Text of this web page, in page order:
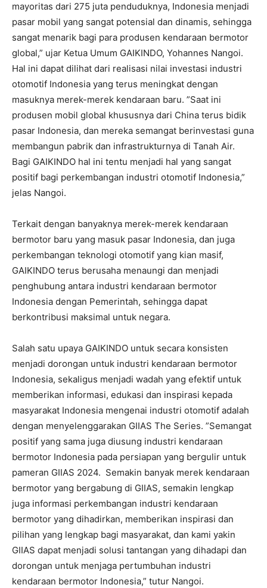
mayoritas dari 275 juta penduduknya, Indonesia menjadi
pasar mobil yang sangat potensial dan dinamis, sehingga
sangat menarik bagi para produsen kendaraan bermotor
global,” ujar Ketua Umum GAIKINDO, Yohannes Nangoi.
Hal ini dapat dilihat dari realisasi nilai investasi industri
otomotif Indonesia yang terus meningkat dengan
masuknya merek-merek kendaraan baru. ”Saat ini
produsen mobil global khususnya dari China terus bidik
pasar Indonesia, dan mereka semangat berinvestasi guna
membangun pabrik dan infrastrukturnya di Tanah Air.
Bagi GAIKINDO hal ini tentu menjadi hal yang sangat
positif bagi perkembangan industri otomotif Indonesia,”
jelas Nangoi.
Terkait dengan banyaknya merek-merek kendaraan
bermotor baru yang masuk pasar Indonesia, dan juga
perkembangan teknologi otomotif yang kian masif,
GAIKINDO terus berusaha menaungi dan menjadi
penghubung antara industri kendaraan bermotor
Indonesia dengan Pemerintah, sehingga dapat
berkontribusi maksimal untuk negara.
Salah satu upaya GAIKINDO untuk secara konsisten
menjadi dorongan untuk industri kendaraan bermotor
Indonesia, sekaligus menjadi wadah yang efektif untuk
memberikan informasi, edukasi dan inspirasi kepada
masyarakat Indonesia mengenai industri otomotif adalah
dengan menyelenggarakan GIIAS The Series. ”Semangat
positif yang sama juga diusung industri kendaraan
bermotor Indonesia pada persiapan yang bergulir untuk
pameran GIIAS 2024. Semakin banyak merek kendaraan
bermotor yang bergabung di GIIAS, semakin lengkap
juga informasi perkembangan industri kendaraan
bermotor yang dihadirkan, memberikan inspirasi dan
pilihan yang lengkap bagi masyarakat, dan kami yakin
GIIAS dapat menjadi solusi tantangan yang dihadapi dan
dorongan untuk menjaga pertumbuhan industri
kendaraan bermotor Indonesia,” tutur Nangoi.